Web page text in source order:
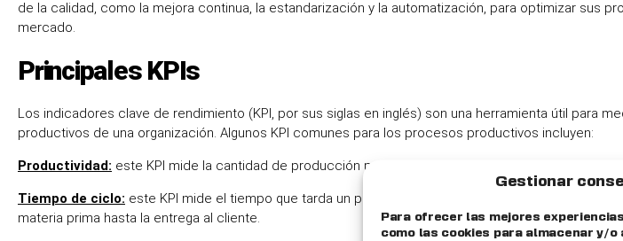
Gestionar
Para ofrecer las mejores
como las cookies para almacenar y/
de la calidad, como la mejora continua, la estandarización y la automatización, para optimizar sus
mercado.
Principales KPIs
Los indicadores clave de rendimiento (KPI, por sus siglas en inglés) son una herramienta útil para
productivos de una organización. Algunos KPI comunes para los procesos productivos incluyen:
Productividad: este KPI mide la cantidad de producción por unidad de tiempo o por empleado.
Tiempo de ciclo: este KPI mide el tiempo que tarda un producto en pasar por todo el proceso de
materia prima hasta la entrega al cliente.